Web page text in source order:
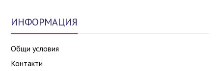
ИНФОРМАЦИЯ
Общи условия
Контакти